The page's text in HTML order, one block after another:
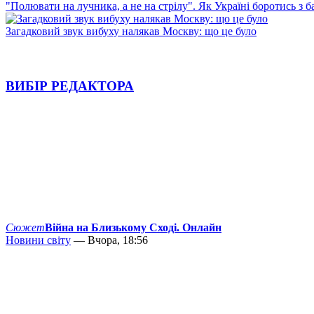
"Полювати на лучника, а не на стрілу". Як Україні боротись з
Загадковий звук вибуху налякав Москву: що це було
ВИБІР РЕДАКТОРА
СюжетВійна на Близькому Сході. Онлайн
Новини світу — Вчора, 18:56